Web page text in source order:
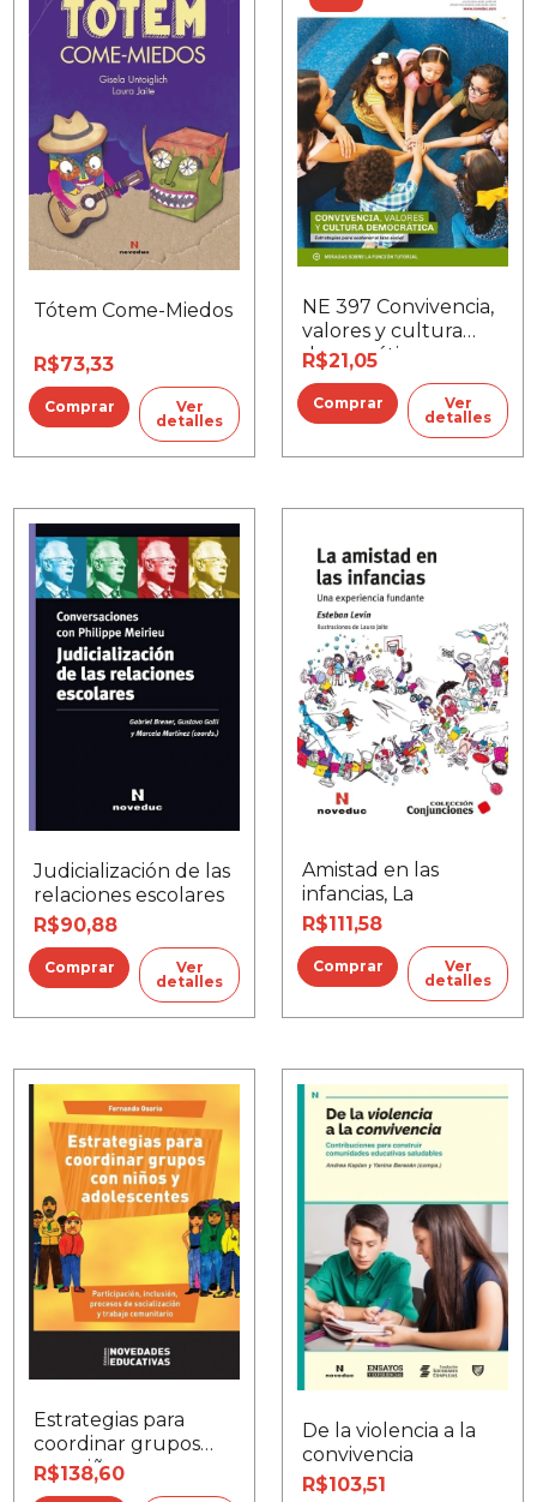
Tótem Come-Miedos
R$73,33
Ver
detalles
NE 397 Convivencia,
valores y cultura
democrática
R$21,05
Ver
detalles
Judicialización de las
relaciones escolares
R$90,88
Ver
detalles
Amistad en las
infancias, La
R$111,58
Ver
detalles
Estrategias para
coordinar grupos
con niños y
adolescentes
R$138,60
De la violencia a la
convivencia
R$103,51